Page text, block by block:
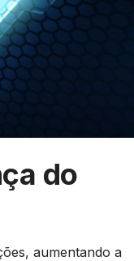
do
aumentando a